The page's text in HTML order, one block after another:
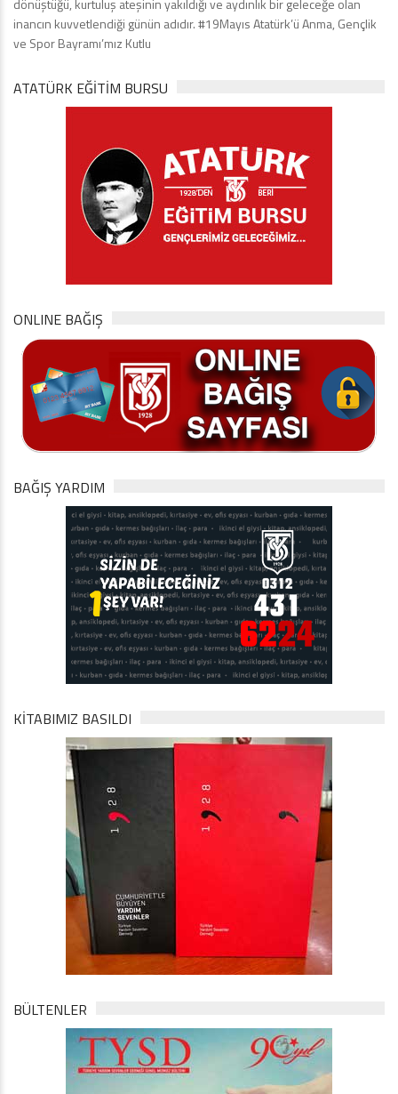
inancın kuvvetlendiği günün adıdır. #19Mayıs Atatürk’ü Anma, Gençlik
ve Spor Bayramı’mız Kutlu
ATATÜRK EĞITIM BURSU
ONLINE BAĞIŞ
BAĞIŞ YARDIM
KİTABIMIZ BASILDI
BÜLTENLER